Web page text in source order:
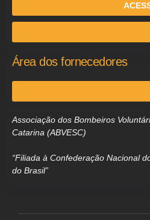
Área dos fornecedores
Associação dos Bombeiros
Catarina (ABVESC)
“Filiada à Confederação Nacional
do Brasil”